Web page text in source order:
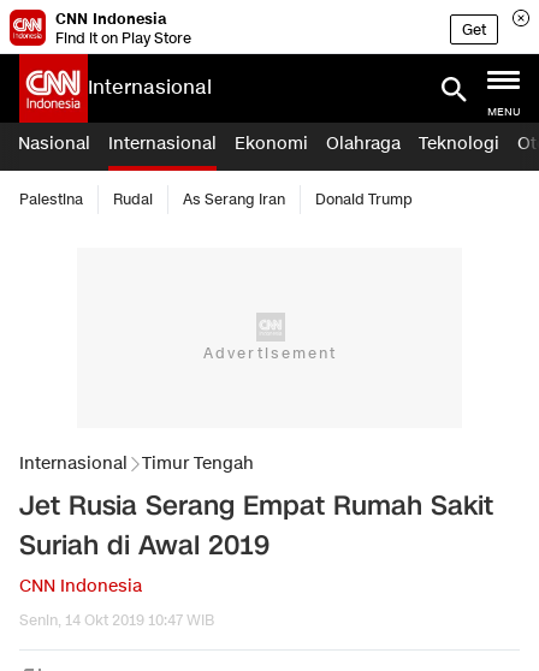
CNN Indonesia
Find it on Play Store
Get
Internasional
MENU
Nasional Internasional Ekonomi Olahraga Teknologi
Palestina Rudal As Serang Iran Donald Trump
Internasional Timur Tengah
Jet Rusia Serang Empat Rumah Sakit
Suriah di Awal 2019
CNN Indonesia
Senin, 14 Okt 2019 10:47 WIB